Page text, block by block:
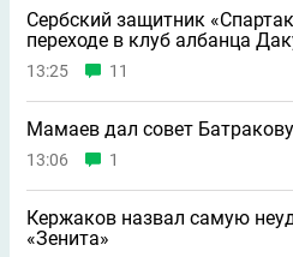
Сербский защитник
переходе в клуб албанца
13:25 11
Мамаев дал совет
13:06 1
Кержаков назвал самую
«Зенита»